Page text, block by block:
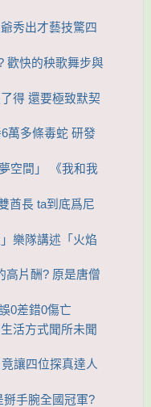
秀出才藝技驚四
歡快的秧歌舞步與
得 還要極致默契
萬多條毒蛇 研發
空間」 《我和我
酋長 ta到底爲尼
樂隊講述「火焰
高片酬? 原是唐僧
0差錯0傷亡
活方式聞所未聞
讓四位探真達人
掰手腕全國冠軍?